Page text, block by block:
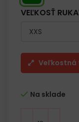
VEĽKOSŤ
Veľkostná
Na sklade